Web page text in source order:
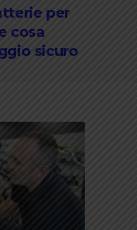
per
cosa
sicuro